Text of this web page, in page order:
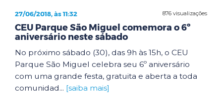
876 visualizações
27/06/2018, às 11:32
CEU Parque São Miguel comemora o 6º
aniversário neste sábado
No próximo sábado (30), das 9h às 15h, o CEU
Parque São Miguel celebra seu 6º aniversário
com uma grande festa, gratuita e aberta a toda
comunidad... [saiba mais]